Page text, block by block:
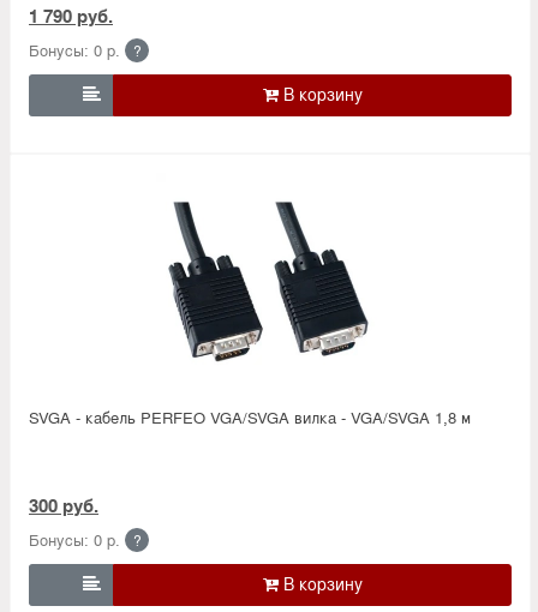
1 790 руб.
Бонусы: 0 р. ?

SVGA - кабель PERFEO VGA/SVGA вилка - VGA/SVGA 1,8 м
300 руб.
Бонусы: 0 р. ?
